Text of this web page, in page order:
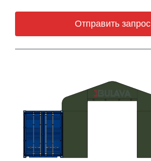
Отправить запрос